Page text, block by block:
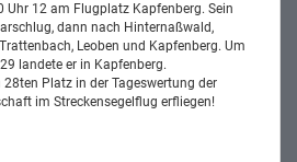
Uhr 12 am Flugplatz Kapfenberg. Sein
dann nach Hinternaßwald,
Leoben und Kapfenberg. Um
landete er in Kapfenberg.
Platz in der Tageswertung der
im Streckensegelflug erfliegen!